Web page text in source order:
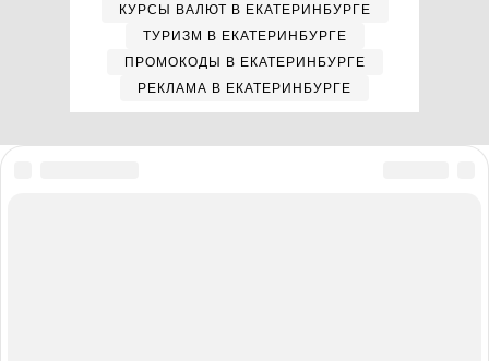
КУРСЫ ВАЛЮТ В ЕКАТЕРИНБУРГЕ
ТУРИЗМ В ЕКАТЕРИНБУРГЕ
ПРОМОКОДЫ В ЕКАТЕРИНБУРГЕ
РЕКЛАМА В ЕКАТЕРИНБУРГЕ